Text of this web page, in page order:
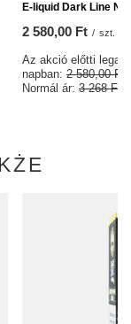
E-liquid Dark Line
2 580,00 Ft / szt.
Az akció előtti
napban: 2 580,00 Ft
Normál ár: 3 268 Ft